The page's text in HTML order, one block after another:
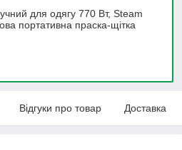
для одягу 770 Вт, Steam
портативна праска-щітка
Відгуки про товар Доставка